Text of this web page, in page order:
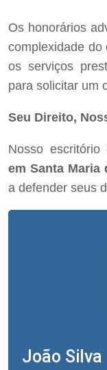
Os honorários
complexidade do
os serviços
para solicitar um
Seu Direito,
Nosso
em Santa Maria
a defender seus
João Silva